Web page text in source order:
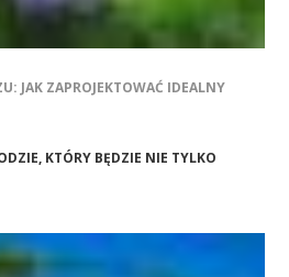
JAK ZAPROJEKTOWAĆ IDEALNY
KTÓRY BĘDZIE NIE TYLKO